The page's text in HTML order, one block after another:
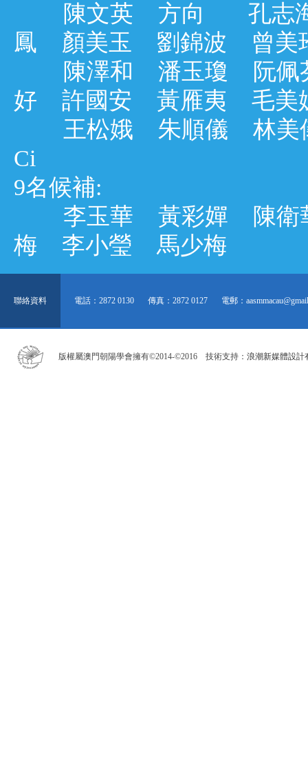
陳文英 方向 孔志海
鳳 顏美玉 劉錦波 曾美
陳澤和 潘玉瓊 阮佩
好 許國安 黃雁夷 毛美
王松娥 朱順儀 林美
Ci
9名候補:
李玉華 黃彩嬋 陳衛
梅 李小瑩 馬少梅
聯絡資料 電話：2872 0130 傳真：2872 0127 電郵：
版權屬澳門朝陽學會擁有©2014-©2016 技術支持： 浪潮新媒體設計